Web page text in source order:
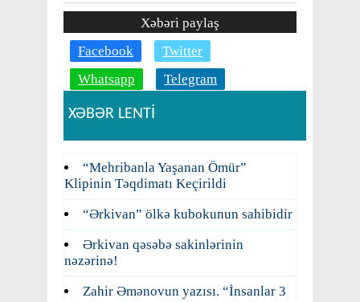
Xəbəri paylaş
Facebook
Twitter
Whatsapp
Telegram
XƏBƏR LENTİ
“Mehribanla Yaşanan Ömür”
Klipinin Təqdimatı Keçirildi
“Ərkivan” ölkə kubokunun sahibidir
Ərkivan qəsəbə sakinlərinin
nəzərinə!
Zahir Əmənovun yazısı. “İnsanlar 3